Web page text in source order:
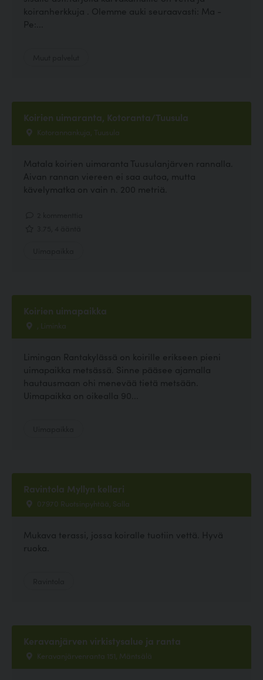
koiranherkkuja . Olemme auki seuraavasti: Ma -
Pe:...
Koirien uimaranta, Kotoranta/Tuusula
Kotorannankuja, Tuusula
Matala koirien uimaranta Tuusulanjärven rannalla.
Aivan rannan viereen ei saa autoa, mutta
kävelymatka on vain n. 200 metriä.
Koirien uimapaikka
, Liminka
Limingan Rantakylässä on koirille erikseen pieni
uimapaikka metsässä. Sinne pääsee ajamalla
hautausmaan ohi menevää tietä metsään.
Uimapaikka on oikealla 90...
Ravintola Myllyn kellari
07970 Ruotsinpyhtää, Salla
Mukava terassi, jossa koiralle tuotiin vettä. Hyvä
ruoka.
Keravanjärven virkistysalue ja ranta
Keravanjärvenranta 151, Mäntsälä